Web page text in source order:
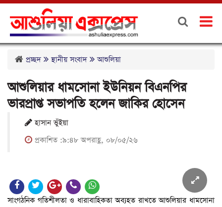
প্রচ্ছদ স্থানীয় সংবাদ আশুলিয়া
আশুলিয়ার ধামসোনা ইউনিয়ন বিএনপির
ভারপ্রাপ্ত সভাপতি হলেন জাকির হোসেন
হাসান ভুঁইয়া
প্রকাশিত :৯:৪৮ অপরাহ্ণ, ০৮/০৫/২৬
সাংগঠনিক গতিশীলতা ও ধারাবাহিকতা অব্যহত রাখতে আশুলিয়ার ধামসোনা